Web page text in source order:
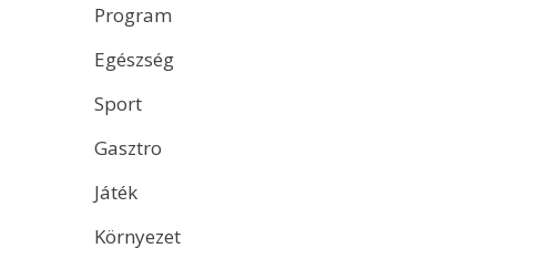
Program
Egészség
Sport
Gasztro
Játék
Környezet